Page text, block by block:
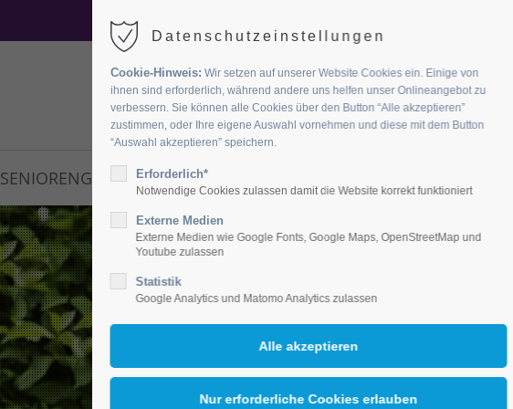
SENIORENGRUPPEN JOBS
Datenschutzeinstellungen
Cookie-Hinweis: Wir setzen auf unserer Website Cookies ein. Einige von
ihnen sind erforderlich, während andere uns helfen unser Onlineangebot zu
verbessern. Sie können alle Cookies über den Button “Alle akzeptieren”
zustimmen, oder Ihre eigene Auswahl vornehmen und diese mit dem Button
“Auswahl akzeptieren” speichern.
Erforderlich*
Notwendige Cookies zulassen damit die Website korrekt funktioniert
Externe Medien
Externe Medien wie Google Fonts, Google Maps, OpenStreetMap und
Youtube zulassen
Statistik
Google Analytics und Matomo Analytics zulassen